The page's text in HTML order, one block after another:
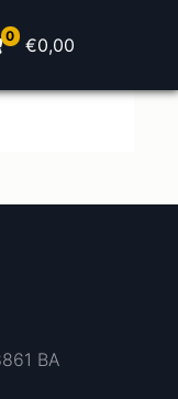
0 €0,00
BA